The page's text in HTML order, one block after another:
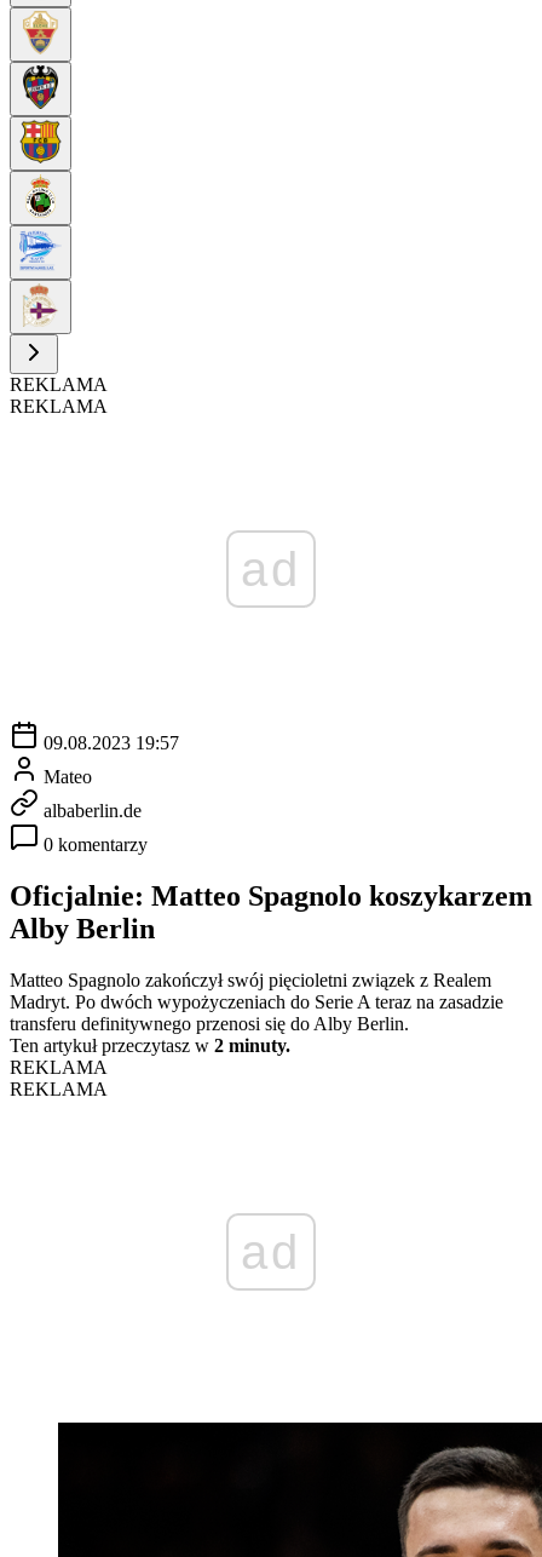
REKLAMA
REKLAMA
ad
09.08.2023 19:57
Mateo
albaberlin.de
0 komentarzy
Oficjalnie: Matteo Spagnolo koszykarzem
Alby Berlin
Matteo Spagnolo zakończył swój pięcioletni związek z Realem
Madryt. Po dwóch wypożyczeniach do Serie A teraz na zasadzie
transferu definitywnego przenosi się do Alby Berlin.
Ten artykuł przeczytasz w 2 minuty.
REKLAMA
REKLAMA
ad